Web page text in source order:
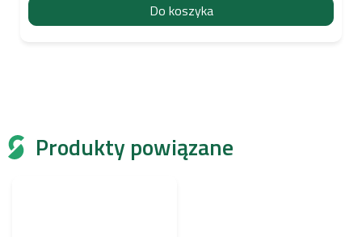
Produkty powiązane
Do koszyka